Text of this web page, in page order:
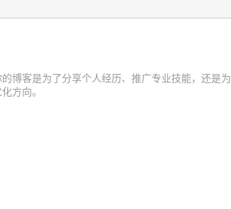
博客是为了分享个人经历、推广专业技能，还是为
方向。